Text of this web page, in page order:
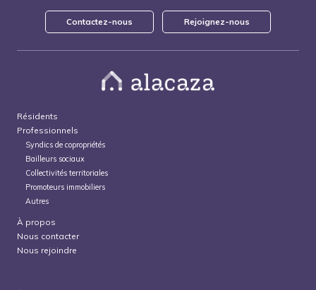
Contactez-nous Rejoignez-nous
Résidents
Professionnels
Syndics de copropriétés
Bailleurs sociaux
Collectivités territoriales
Promoteurs immobiliers
Autres
À propos
Nous contacter
Nous rejoindre